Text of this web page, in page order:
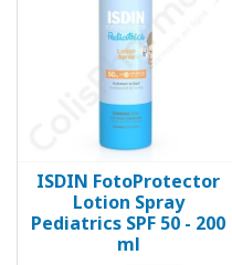
ISDIN FotoProtector
Lotion Spray
Pediatrics SPF 50 - 200
ml